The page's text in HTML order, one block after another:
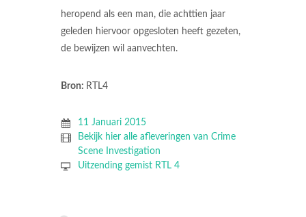
heropend als een man, die achttien jaar
geleden hiervoor opgesloten heeft gezeten,
de bewijzen wil aanvechten.
Bron: RTL4
11 Januari 2015
Bekijk hier alle afleveringen van Crime
Scene Investigation
Uitzending gemist RTL 4